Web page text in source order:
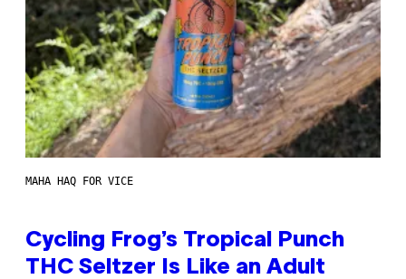
MAHA HAQ FOR VICE
Cycling Frog’s Tropical Punch
THC Seltzer Is Like an Adult